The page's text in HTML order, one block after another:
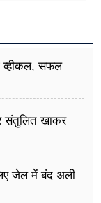
व्हीकल, सफल
संतुलित खाकर
जेल में बंद अली